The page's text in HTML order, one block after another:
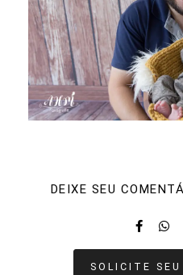
DEIXE SEU
SOLICITE